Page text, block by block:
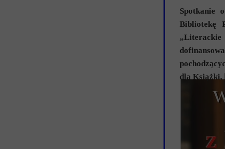
Spotkanie
Bibliotekę
dla